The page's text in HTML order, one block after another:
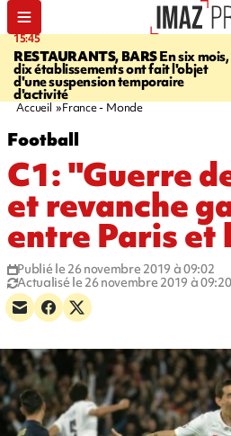
15:45
RESTAURANTS, BARSEn six mois,
dix établissements ont fait l'objet
d'une suspension temporaire
d'activité
Accueil France - Monde
Football
C1: "Guerre
et revanche
entre Paris et
Publié le 26 novembre 2019 à 09:02
Actualisé le 26 novembre 2019 à 09:20